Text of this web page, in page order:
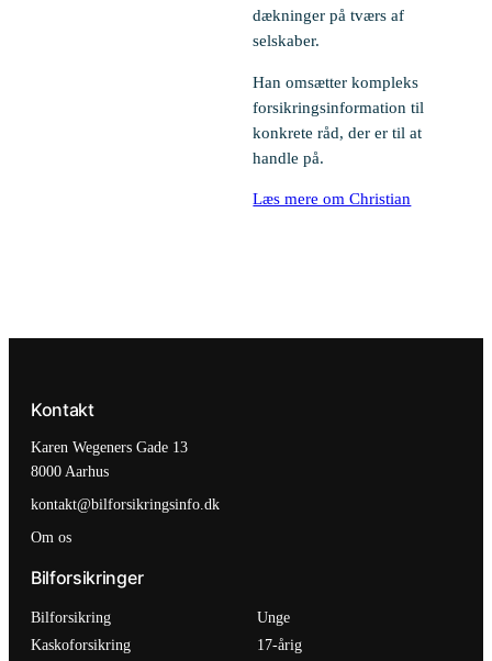
dækninger på tværs af
selskaber.
Han omsætter kompleks
forsikringsinformation til
konkrete råd, der er til at
handle på.
Læs mere om Christian
Kontakt
Karen Wegeners Gade 13
8000 Aarhus
kontakt@bilforsikringsinfo.dk
Om os
Bilforsikringer
Bilforsikring
Kaskoforsikring
Unge
17-årig